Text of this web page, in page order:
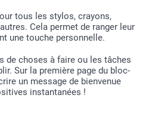
tous les stylos, crayons,
Cela permet de ranger leur
une touche personnelle.
de choses à faire ou les tâches
Sur la première page du bloc-
un message de bienvenue
instantanées !